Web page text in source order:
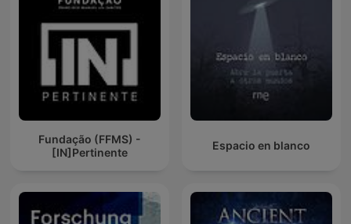
Fundação (FFMS) -
[IN]Pertinente
Espacio en blanco